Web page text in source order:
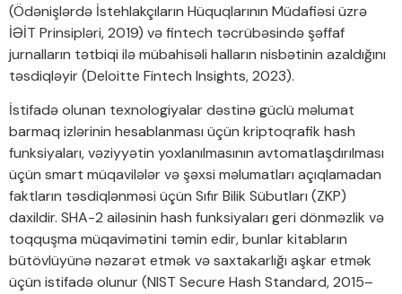
(Ödənişlərdə İstehlakçıların Hüquqlarının Müdafiəsi üzrə
İƏİT Prinsipləri, 2019) və fintech təcrübəsində şəffaf
jurnalların tətbiqi ilə mübahisəli halların nisbətinin azaldığını
təsdiqləyir (Deloitte Fintech Insights, 2023).
İstifadə olunan texnologiyalar dəstinə güclü məlumat
barmaq izlərinin hesablanması üçün kriptoqrafik hash
funksiyaları, vəziyyətin yoxlanılmasının avtomatlaşdırılması
üçün smart müqavilələr və şəxsi məlumatları açıqlamadan
faktların təsdiqlənməsi üçün Sıfır Bilik Sübutları (ZKP)
daxildir. SHA-2 ailəsinin hash funksiyaları geri dönməzlik və
toqquşma müqavimətini təmin edir, bunlar kitabların
bütövlüyünə nəzarət etmək və saxtakarlığı aşkar etmək
üçün istifadə olunur (NIST Secure Hash Standard, 2015–